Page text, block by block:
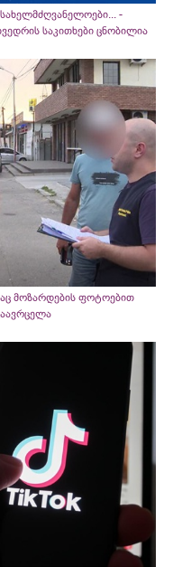
-
საკითხები ცნობილია
მოზარდების ფოტოებით